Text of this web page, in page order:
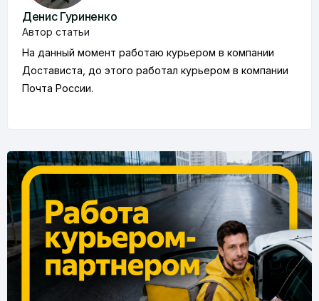
Денис Гуриненко
Автор статьи
На данный момент работаю курьером в компании
Достависта, до этого работал курьером в компании
Почта России.